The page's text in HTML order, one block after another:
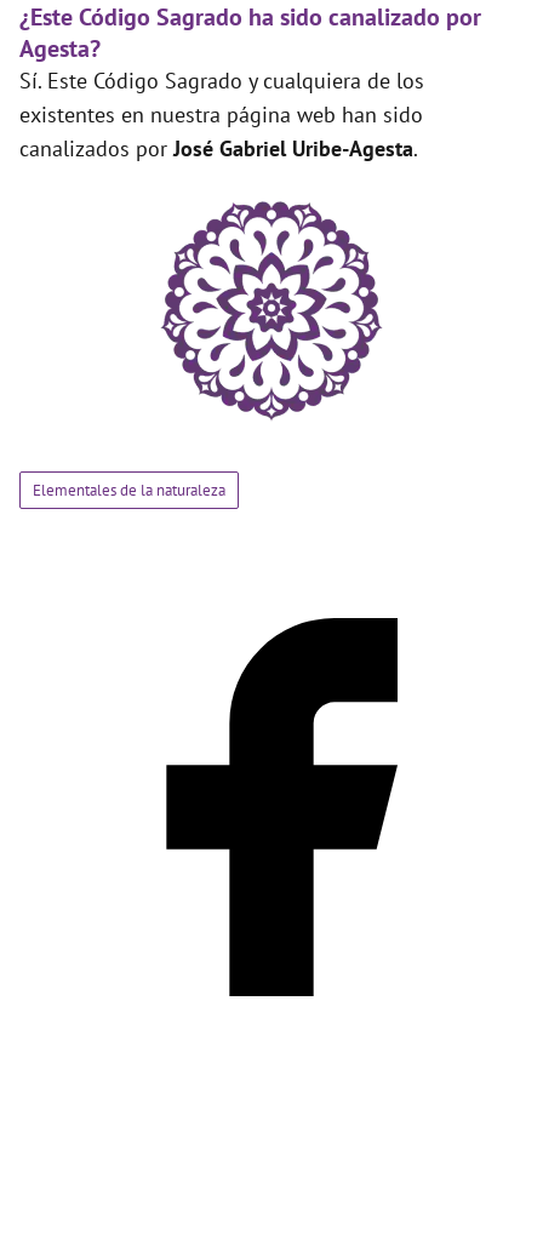
¿Este Código Sagrado ha sido canalizado por
Agesta?
Sí. Este Código Sagrado y cualquiera de los
existentes en nuestra página web han sido
canalizados porJosé Gabriel Uribe-Agesta.
Elementales de la naturaleza